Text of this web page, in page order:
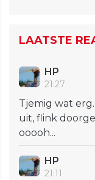
LAATSTE
HP
21:27
Tjemig wat
uit, flink
ooooh...
HP
21:11